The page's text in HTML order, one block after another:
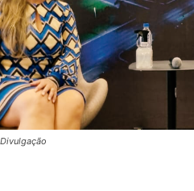
Divulgação